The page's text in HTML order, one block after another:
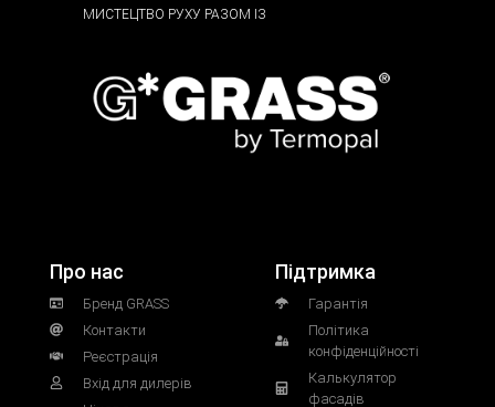
МИСТЕЦТВО РУХУ РАЗОМ ІЗ
Про нас
Бренд GRASS
Контакти
Реєстрація
Вхід для дилерів
Підтримка
Гарантія
Політика
конфіденційності
Калькулятор
фасадів